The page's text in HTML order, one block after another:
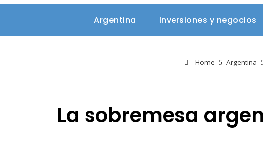
Argentina Inversiones y negocios
Home Argentina
La sobremesa